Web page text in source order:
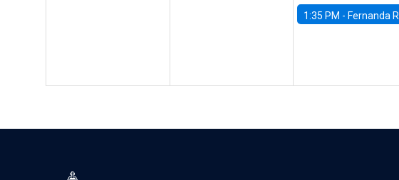
1:35 PM - Fernanda Rojas Ampuero, University of Wisconsin-Madison